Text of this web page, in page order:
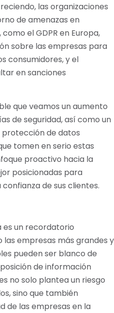
las organizaciones
de amenazas en
el GDPR en Europa,
sobre las empresas para
consumidores, y el
en sanciones
que veamos un aumento
de seguridad, así como un
protección de datos
tomen en serio estas
proactivo hacia la
posicionadas para
de sus clientes.
es un recordatorio
empresas más grandes y
pueden ser blanco de
de información
no solo plantea un riesgo
sino que también
de las empresas en la